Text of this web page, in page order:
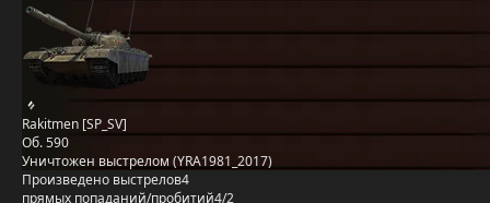
Rakitmen [SP_SV]
Об. 590
Уничтожен выстрелом (YRA1981_2017)
Произведено выстрелов4
прямых попаданий/пробитий4/2